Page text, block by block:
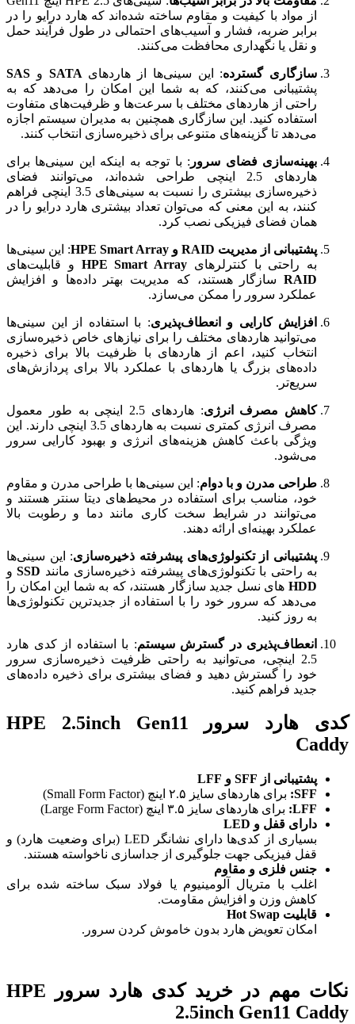
از مواد با کیفیت و مقاوم ساخته شده‌اند که هارد درایو را در
برابر ضربه، فشار و آسیب‌های احتمالی در طول فرآیند حمل
و نقل یا نگهداری محافظت می‌کنند.
سازگاری گسترده: این سینی‌ها از هاردهای SATA و SAS
پشتیبانی می‌کنند، که به شما این امکان را می‌دهد که به
راحتی از هاردهای مختلف با سرعت‌ها و ظرفیت‌های متفاوت
استفاده کنید. این سازگاری همچنین به مدیران سیستم اجازه
می‌دهد تا گزینه‌های متنوعی برای ذخیره‌سازی انتخاب کنند.
بهینه‌سازی فضای سرور : با توجه به اینکه این سینی‌ها برای
هاردهای 2.5 اینچی طراحی شده‌اند، می‌توانند فضای
ذخیره‌سازی بیشتری را نسبت به سینی‌های 3.5 اینچی فراهم
کنند، به این معنی که می‌توان تعداد بیشتری هارد درایو را در
همان فضای فیزیکی نصب کرد.
پشتیبانی از مدیریت RAID و HPE Smart Array
: این سینی‌ها
به راحتی با کنترلرهای HPE Smart Array و قابلیت‌های
RAID سازگار هستند، که مدیریت بهتر داده‌ها و افزایش
عملکرد سرور را ممکن می‌سازد.
افزایش کارایی و انعطاف‌پذیری: با استفاده از این سینی‌ها
می‌توانید هاردهای مختلف را برای نیازهای خاص ذخیره‌سازی
انتخاب کنید، اعم از هاردهای با ظرفیت بالا برای ذخیره
داده‌های بزرگ یا هاردهای با عملکرد بالا برای پردازش‌های
سریع‌تر.
کاهش مصرف انرژی
: هاردهای 2.5 اینچی به طور معمول
مصرف انرژی کمتری نسبت به هاردهای 3.5 اینچی دارند. این
ویژگی باعث کاهش هزینه‌های انرژی و بهبود کارایی سرور
می‌شود.
طراحی مدرن و با دوام: این سینی‌ها با طراحی مدرن و مقاوم
خود، مناسب برای استفاده در محیط‌های دیتا سنتر هستند و
می‌توانند در شرایط سخت کاری مانند دما و رطوبت بالا
عملکرد بهینه‌ای ارائه دهند.
پشتیبانی از تکنولوژی‌های پیشرفته ذخیره‌سازی: این سینی‌ها
به راحتی با تکنولوژی‌های پیشرفته ذخیره‌سازی مانند SSDو
HDD های نسل جدید سازگار هستند، که به شما این امکان را
می‌دهد که سرور خود را با استفاده از جدیدترین تکنولوژی‌ها
به روز کنید.
انعطاف‌پذیری در گسترش سیستم: با استفاده از کدی هارد
2.5 اینچی، می‌توانید به راحتی ظرفیت ذخیره‌سازی سرور
خود را گسترش دهید و فضای بیشتری برای ذخیره داده‌های
جدید فراهم کنید.
کدی هارد سرور HPE 2.5inch Gen11
Caddy
پشتیبانی از SFF و LFF
SFF: برای هاردهای سایز ۲.۵ اینچ (Small Form Factor)
LFF: برای هاردهای سایز ۳.۵ اینچ (Large Form Factor)
دارای قفل و LED
بسیاری از کدی‌ها دارای نشانگر LED (برای وضعیت هارد) و
قفل فیزیکی جهت جلوگیری از جداسازی ناخواسته هستند.
جنس فلزی و مقاوم
اغلب با متریال آلومینیوم یا فولاد سبک ساخته شده برای
کاهش وزن و افزایش مقاومت.
قابلیت Hot Swap
امکان تعویض هارد بدون خاموش کردن سرور.
نکات مهم در خرید کدی هارد سرور HPE
2.5inch Gen11 Caddy